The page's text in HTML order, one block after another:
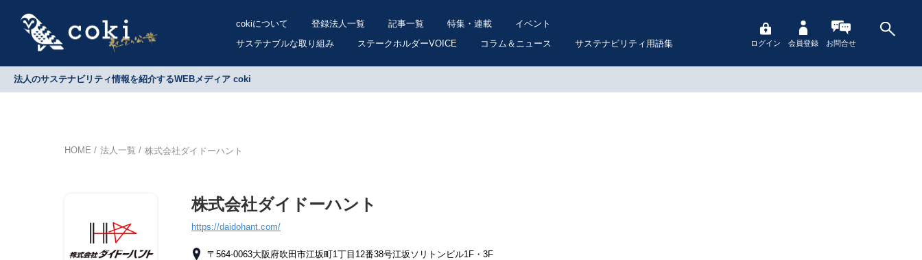
cokiについて 登録法人一覧 記事一覧 特集・連載
イベント
サステナブルな取り組み
ステークホルダーVOICE コラム＆ニュース サステナビリティ用語集 ログイン 会員登録 お問合せ
法人のサステナビリティ情報を紹介するWEBメディア coki
HOME 法人一覧 株式会社ダイドーハント
株式会社ダイドーハント
https://daidohant.com/
〒564-0063大阪府吹田市江坂町1丁目12番38号江坂ソリトンビル1F・3F